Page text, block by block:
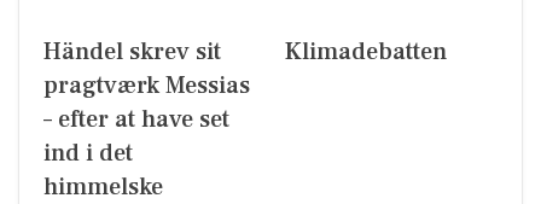
Händel skrev sit
pragtværk Messias
– efter at have set
ind i det
himmelske
Klimadebatten